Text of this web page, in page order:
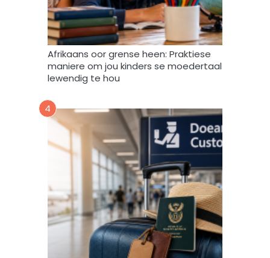
v
e
r
w
e
r
,
s
o
n
g
e
Afrikaans oor grense heen: Praktiese
maniere om jou kinders se moedertaal
lewendig te hou
4